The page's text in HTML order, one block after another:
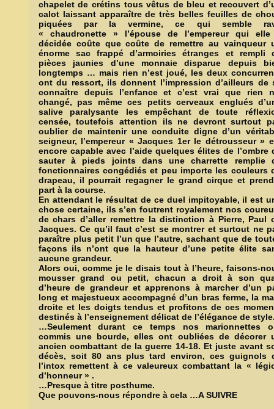
chapelet de crétins tous vêtus de bleu et recouvert
calot laissant apparaître de très belles feuilles de
piquées par la vermine, ce qui semble
« chaudronette » l’épouse de l’empereur qui
décidée coûte que coûte de remettre au vainqueur
énorme sac frappé d’armoiries étranges et rempli
pièces jaunies d’une monnaie disparue depuis
longtemps … mais rien n’est joué, les deux
ont du ressort, ils donnent l’impression d’ailleurs de
connaître depuis l’enfance et c’est vrai que rien
changé, pas même ces petits cerveaux englués
salive paralysante les empêchant de toute
censée, toutefois attention ils ne devront surtout
oublier de maintenir une conduite digne d’un
seigneur, l’empereur « Jacques 1er le détrousseur »
encore capable avec l’aide quelques élites de l’ombre
sauter à pieds joints dans une charrette remplie
fonctionnaires congédiés et peu importe les couleurs
drapeau, il pourrait regagner le grand cirque et
part à la course.
En attendant le résultat de ce duel impitoyable, il est
chose certaine, ils s’en foutrent royalement nos
de chars d’aller remettre la distinction à Pierre, Paul
Jacques. Ce qu’il faut c’est se montrer et surtout ne
paraître plus petit l’un que l’autre, sachant que de
façons ils n’ont que la hauteur d’une petite élite
aucune grandeur.
Alors oui, comme je le disais tout à l’heure, faisons-
mousser grand ou petit, chacun a droit à son
d’heure de grandeur et apprenons à marcher d’un
long et majestueux accompagné d’un bras ferme, la
droite et les doigts tendus et profitons de ces
destinés à l’enseignement délicat de l’élégance de
…Seulement durant ce temps nos marionnettes
commis une bourde, elles ont oubliées de décorer
ancien combattant de la guerre 14-18. Et juste avant
décès, soit 80 ans plus tard environ, ces guignols
l’intox remettent à ce valeureux combattant la «
d’honneur » .
…Presque à titre posthume.
Que pouvons-nous répondre à cela …A SUIVRE